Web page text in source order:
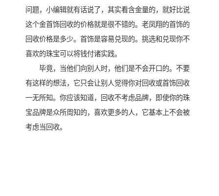
问题，小编辑就有话说了，其实看含金量的，就好比说
这个金首饰回收的价格就是很不错的。老凤翔的首饰的
回收价格是多少。首饰是容易兑现的。挑选和兑现你不
喜欢的珠宝可以将钱付诸实践。
毕竟，当他们向别人时，他们是不会开口的。不要
有这样的想法，它只会让别人觉得你对回收或首饰回收
一无所知。你应该知道，回收不考虑品牌，即使你的珠
宝品牌是众所周知的，喜欢更多的人，它基本上不会被
考虑当回收。